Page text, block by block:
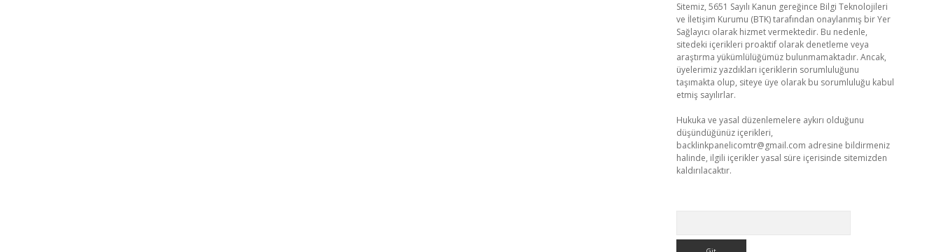
Sitemiz, 5651 Sayılı Kanun gereğince Bilgi Teknolojileri
ve İletişim Kurumu (BTK) tarafından onaylanmış bir Yer
Sağlayıcı olarak hizmet vermektedir. Bu nedenle,
sitedeki içerikleri proaktif olarak denetleme veya
araştırma yükümlülüğümüz bulunmamaktadır. Ancak,
üyelerimiz yazdıkları içeriklerin sorumluluğunu
taşımakta olup, siteye üye olarak bu sorumluluğu kabul
etmiş sayılırlar.
Hukuka ve yasal düzenlemelere aykırı olduğunu
düşündüğünüz içerikleri,
backlinkpanelicomtr@gmail.com adresine bildirmeniz
halinde, ilgili içerikler yasal süre içerisinde sitemizden
kaldırılacaktır.